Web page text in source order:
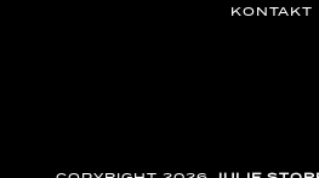
KONTAKT